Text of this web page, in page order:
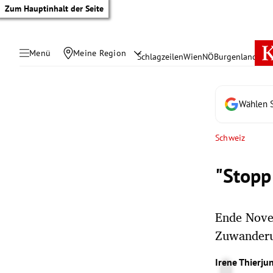
Zum Hauptinhalt der Seite
Menü Meine Region SchlagzeilenWienNÖBurgenland
Wählen
Schweiz
Ende
Irene